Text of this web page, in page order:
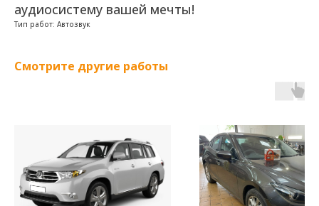
аудиосистему вашей мечты!
Тип работ: Автозвук
Смотрите другие работы